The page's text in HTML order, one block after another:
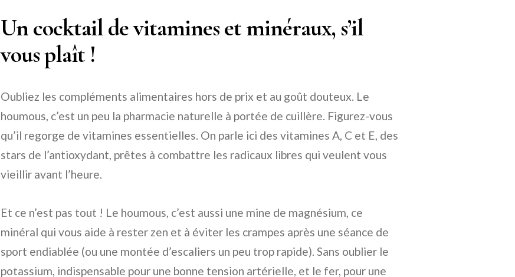
Un cocktail de vitamines et minéraux, s’il
vous plaît !
Oubliez les compléments alimentaires hors de prix et au goût douteux. Le
houmous, c’est un peu la pharmacie naturelle à portée de cuillère. Figurez-vous
qu’il regorge de vitamines essentielles. On parle ici des vitamines A, C et E, des
stars de l’antioxydant, prêtes à combattre les radicaux libres qui veulent vous
vieillir avant l’heure.
Et ce n’est pas tout ! Le houmous, c’est aussi une mine de magnésium, ce
minéral qui vous aide à rester zen et à éviter les crampes après une séance de
sport endiablée (ou une montée d’escaliers un peu trop rapide). Sans oublier le
potassium, indispensable pour une bonne tension artérielle, et le fer, pour une